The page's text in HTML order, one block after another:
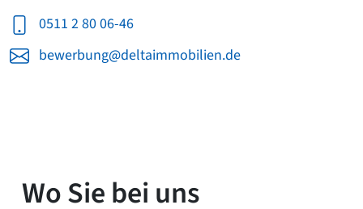
0511 2 80 06-46
bewerbung@deltaimmobilien.de
Wo Sie bei uns